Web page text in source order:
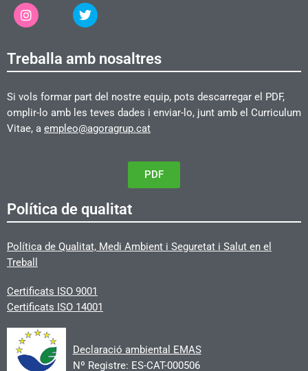
Treballa amb nosaltres
Si vols formar part del nostre equip, pots descarregar el PDF,
omplir-lo amb les teves dades i enviar-lo, junt amb el Curriculum
Vitae, a empleo@agoragrup.cat
PDF
Política de qualitat
Política de Qualitat, Medi Ambient i Seguretat i Salut en el
Treball
Certificats ISO 9001
Certificats ISO 14001
Declaració ambiental EMAS
Nº Registre: ES-CAT-000506